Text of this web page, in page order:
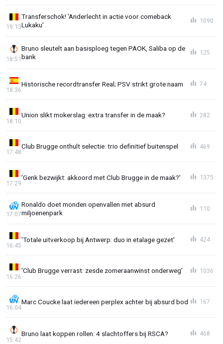
Transferschok! 'Anderlecht in actie voor comeback
Lukaku'
19:13
1090
Bruno sleutelt aan basisploeg tegen PAOK, Saliba op de
bank
18:51
125
Historische recordtransfer Real; PSV strikt grote naam
18:36
74
Union slikt mokerslag: extra transfer in de maak?
18:10
282
Club Brugge onthult selectie: trio definitief buitenspel
17:48
469
'Genk bezwijkt: akkoord met Club Brugge in de maak?'
17:29
1375
Ronaldo doet monden openvallen met absurd
miljoenenpark
17:07
110
'Totale uitverkoop bij Antwerp: duo in etalage gezet'
16:45
424
'Club Brugge verrast: zesde zomeraanwinst onderweg'
16:26
1036
Marc Coucke laat iedereen perplex achter bij absurd bod
16:04
167
Bruno laat koppen rollen: 4 slachtoffers bij RSCA?
15:42
468